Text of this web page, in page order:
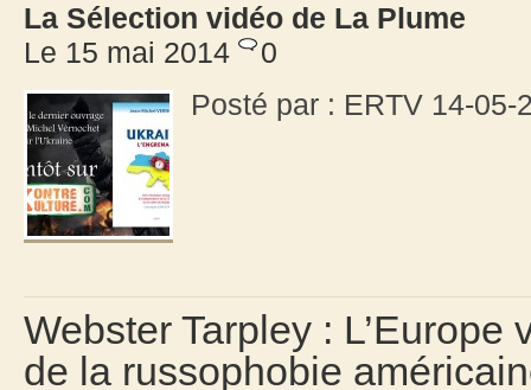
La Sélection vidéo de La Plume
Le 15 mai 2014
0
Posté par : ERTV 14-05-
Webster Tarpley :
de la russophobie